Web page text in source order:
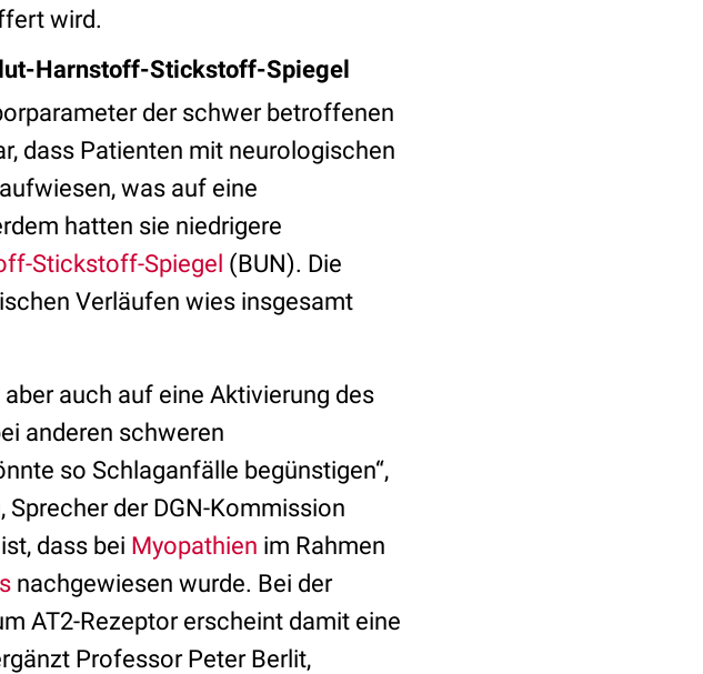
wird.
Harnstoff-Stickstoff-Spiegel
der schwer betroffenen
dass Patienten mit neurologischen
aufwiesen, was auf eine
hatten sie niedrigere
Stickstoff-Spiegel (BUN). Die
Verläufen wies insgesamt
aber auch auf eine Aktivierung des
anderen schweren
so Schlaganfälle begünstigen“,
der DGN-Kommission
dass bei Myopathien im Rahmen
nachgewiesen wurde. Bei der
AT2-Rezeptor erscheint damit eine
Professor Peter Berlit,